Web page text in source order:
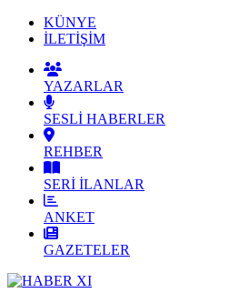
KÜNYE
İLETİŞİM
YAZARLAR
SESLİ HABERLER
REHBER
SERİ İLANLAR
ANKET
GAZETELER